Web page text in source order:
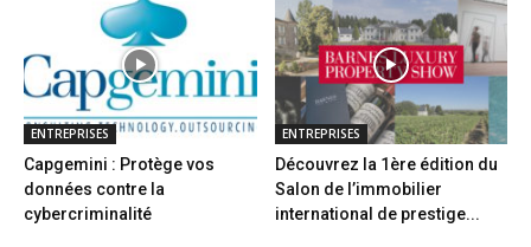
ENTREPRISES
Capgemini : Protège vos
données contre la
cybercriminalité
ENTREPRISES
Découvrez la 1ère édition du
Salon de l’immobilier
international de prestige...